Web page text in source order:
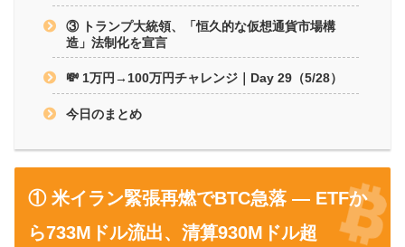
③ トランプ大統領、「恒久的な仮想通貨市場構
造」法制化を宣言
💸 1万円→100万円チャレンジ｜Day 29（5/28）
今日のまとめ
① 米イラン緊張再燃でBTC急落 — ETFか
ら733Mドル流出、清算930Mドル超